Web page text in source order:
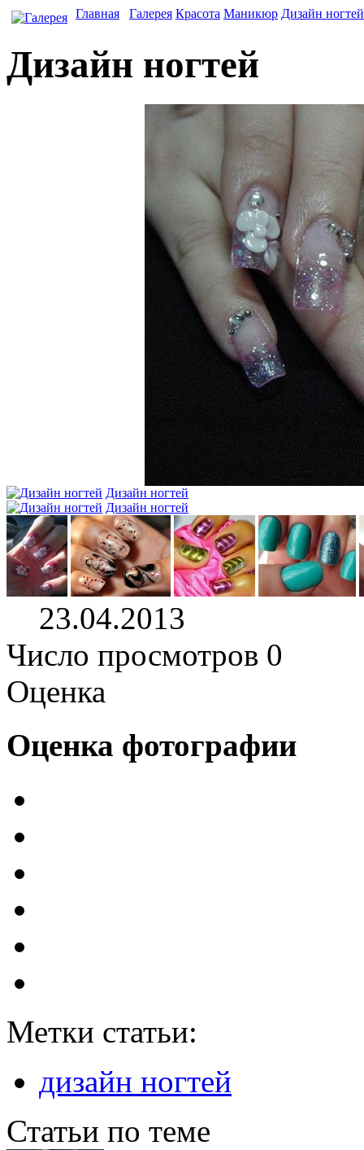
Главная Галерея Красота Маникюр Дизайн ногтей
Дизайн ногтей
Дизайн ногтей
Дизайн ногтей
23.04.2013
Число просмотров 0
Оценка
Оценка фотографии
Метки статьи:
дизайн ногтей
Статьи по теме